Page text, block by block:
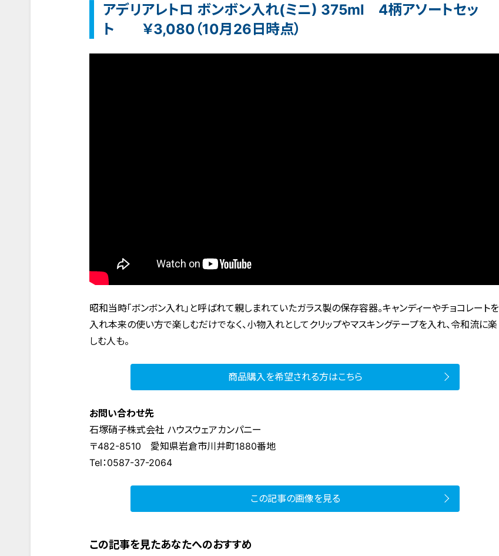
アデリアレトロ ボンボン入れ(ミニ) 375ml 4柄アソートセッ
ト ￥3,080（10月26日時点）
昭和当時「ボンボン入れ」と呼ばれて親しまれていたガラス製の保存容器。キャンディーやチョコレートを
入れ本来の使い方で楽しむだけでなく、小物入れとしてクリップやマスキングテープを入れ、令和流に楽
しむ人も。
商品購入を希望される方はこちら
お問い合わせ先
石塚硝子株式会社 ハウスウェアカンパニー
〒482-8510 愛知県岩倉市川井町1880番地
Tel：0587-37-2064
この記事の画像を見る
この記事を見たあなたへのおすすめ